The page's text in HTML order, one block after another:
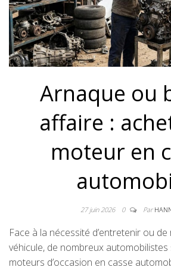
Arnaque ou
affaire :
moteur en
27 juin 2026 0 Par
Face à la nécessité d’entretenir ou
véhicule, de nombreux
moteurs d’occasion en casse